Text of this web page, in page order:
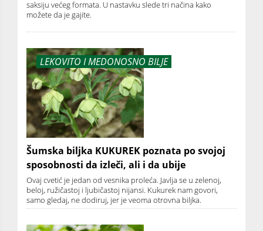
saksiju većeg formata. U nastavku slede tri načina kako
možete da je gajite.
LEKOVITO I MEDONOSNO BILJE
Šumska biljka KUKUREK poznata po svojoj
sposobnosti da izleči, ali i da ubije
Ovaj cvetić je jedan od vesnika proleća. Javlja se u zelenoj,
beloj, ružičastoj i ljubičastoj nijansi. Kukurek nam govori,
samo gledaj, ne dodiruj, jer je veoma otrovna biljka.